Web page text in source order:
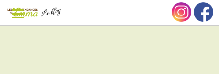
Aller
contenu